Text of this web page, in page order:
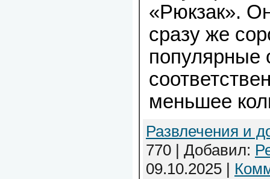
«Рюкзак».
сразу же
популярные
меньшее
Развлечения и
770 | Добавил:
09.10.2025 |